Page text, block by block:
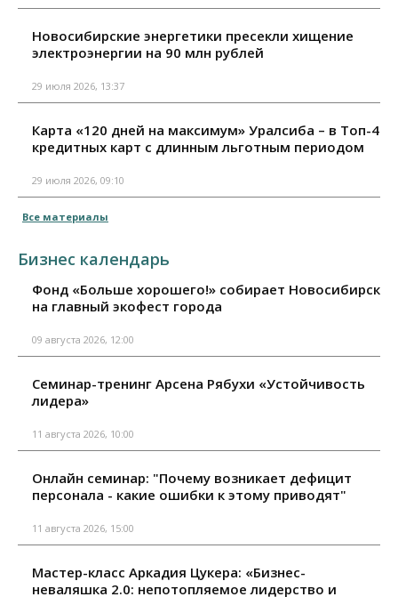
Новосибирские энергетики пресекли хищение
электроэнергии на 90 млн рублей
29 июля 2026, 13:37
Карта «120 дней на максимум» Уралсиба – в Топ-4
кредитных карт с длинным льготным периодом
29 июля 2026, 09:10
Все материалы
Бизнес календарь
Фонд «Больше хорошего!» собирает Новосибирск
на главный экофест города
09 августа 2026, 12:00
Семинар-тренинг Арсена Рябухи «Устойчивость
лидера»
11 августа 2026, 10:00
Онлайн семинар: "Почему возникает дефицит
персонала - какие ошибки к этому приводят"
11 августа 2026, 15:00
Мастер-класс Аркадия Цукера: «Бизнес-
неваляшка 2.0: непотопляемое лидерство и